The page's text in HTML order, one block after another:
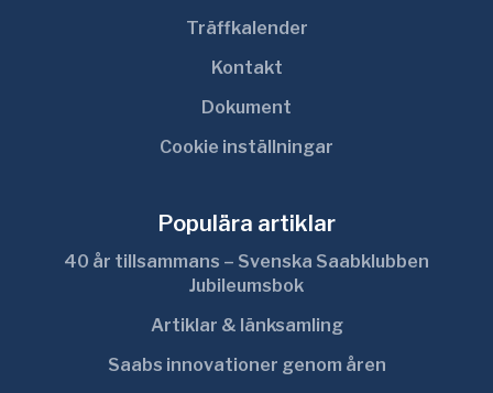
Träffkalender
Kontakt
Dokument
Cookie inställningar
Populära artiklar
40 år tillsammans – Svenska Saabklubben
Jubileumsbok
Artiklar & länksamling
Saabs innovationer genom åren